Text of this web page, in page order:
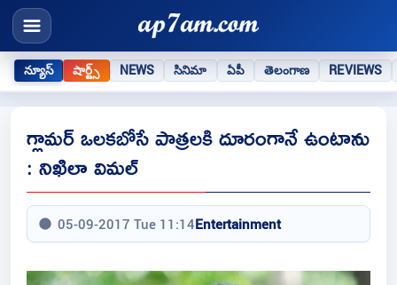
న్యూస్ షార్ట్స్ NEWS సినిమా ఏపీ తెలంగాణ REVIEWS
గ్లామర్ ఒలకబోసే పాత్రలకి దూరంగానే ఉంటాను
: నిఖిలా విమల్
05-09-2017 Tue 11:14Entertainment